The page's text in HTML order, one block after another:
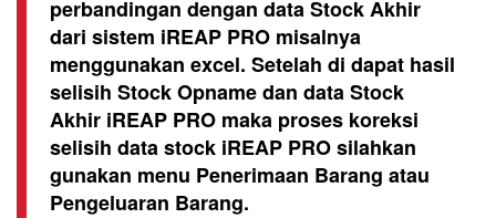
perbandingan dengan data Stock Akhir
dari sistem iREAP PRO misalnya
menggunakan excel. Setelah di dapat hasil
selisih Stock Opname dan data Stock
Akhir iREAP PRO maka proses koreksi
selisih data stock iREAP PRO silahkan
gunakan menu Penerimaan Barang atau
Pengeluaran Barang.